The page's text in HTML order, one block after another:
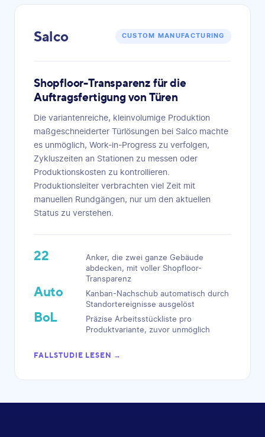
Salco CUSTOM MANUFACTURING
Shopfloor-Transparenz für die
Auftragsfertigung von Türen
Die variantenreiche, kleinvolumige Produktion
maßgeschneiderter Türlösungen bei Salco machte
es unmöglich, Work-in-Progress zu verfolgen,
Zykluszeiten an Stationen zu messen oder
Produktionskosten zu kontrollieren.
Produktionsleiter verbrachten viel Zeit mit
manuellen Rundgängen, nur um den aktuellen
Status zu verstehen.
22
Anker, die zwei ganze Gebäude
abdecken, mit voller Shopfloor-
Transparenz
Auto
Kanban-Nachschub automatisch durch
Standortereignisse ausgelöst
BoL
Präzise Arbeitsstückliste pro
Produktvariante, zuvor unmöglich
FALLSTUDIE LESEN →